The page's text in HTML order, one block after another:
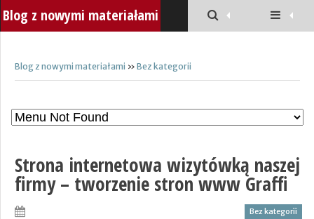
Blog z nowymi materiałami
Blog z nowymi materiałami » Bez kategorii
Strona internetowa wizytówką naszej
firmy – tworzenie stron www Graffi
Bez kategorii